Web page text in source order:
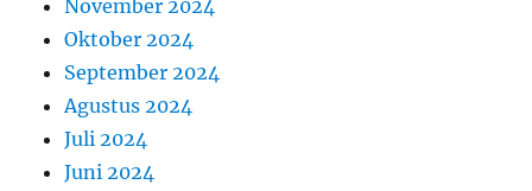
November 2024
Oktober 2024
September 2024
Agustus 2024
Juli 2024
Juni 2024